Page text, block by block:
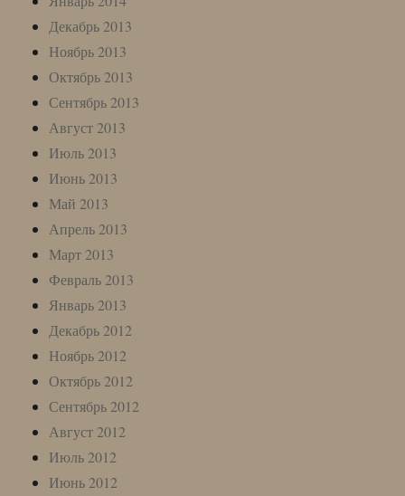
Декабрь 2013
Ноябрь 2013
Октябрь 2013
Сентябрь 2013
Август 2013
Июль 2013
Июнь 2013
Май 2013
Апрель 2013
Март 2013
Февраль 2013
Январь 2013
Декабрь 2012
Ноябрь 2012
Октябрь 2012
Сентябрь 2012
Август 2012
Июль 2012
Июнь 2012